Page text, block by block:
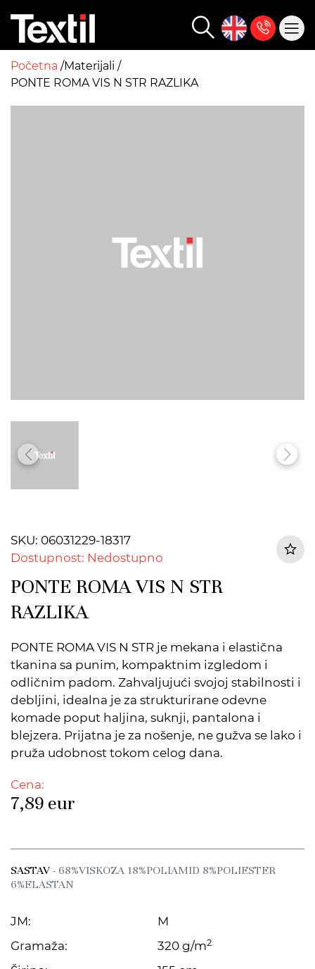
Početna Materijali
PONTE ROMA VIS N STR RAZLIKA
SKU: 06031229-18317
Dostupnost: Nedostupno
PONTE ROMA VIS N STR
RAZLIKA
PONTE ROMA VIS N STR je mekana i elastična
tkanina sa punim, kompaktnim izgledom i
odličnim padom. Zahvaljujući svojoj stabilnosti i
debljini, idealna je za strukturirane odevne
komade poput haljina, suknji, pantalona i
blejzera. Prijatna je za nošenje, ne gužva se lako i
pruža udobnost tokom celog dana.
Cena:
7,89 eur
SASTAV- 68%VISKOZA 18%POLIAMID 8%POLIESTER
6%ELASTAN
JM:
M
Gramaža:
320 g/m2